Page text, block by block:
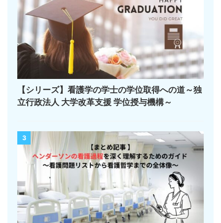
【シリーズ】看護学の学士の学位取得への道～独
立行政法人 大学改革支援 学位授与機構～
3